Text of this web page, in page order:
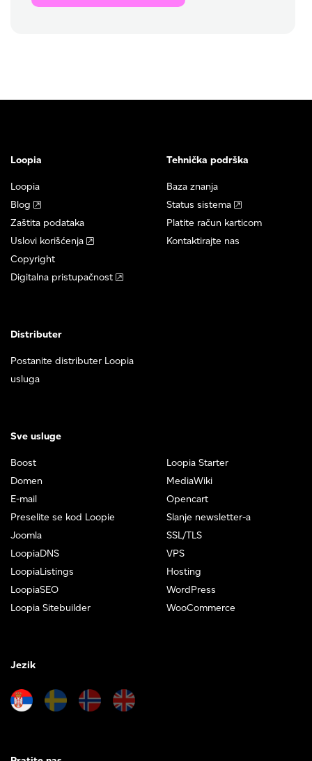
Loopia
Loopia
Blog
Zaštita podataka
Uslovi korišćenja
Copyright
Digitalna pristupačnost
Tehnička podrška
Baza znanja
Status sistema
Platite račun karticom
Kontaktirajte nas
Distributer
Postanite distributer Loopia
usluga
Sve usluge
Boost
Domen
E-mail
Preselite se kod Loopie
Joomla
LoopiaDNS
LoopiaListings
LoopiaSEO
Loopia Sitebuilder
Loopia Starter
MediaWiki
Opencart
Slanje newsletter-a
SSL/TLS
VPS
Hosting
WordPress
WooCommerce
Jezik